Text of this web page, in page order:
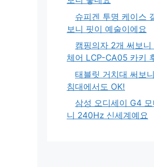
슈피겐 투명 케이스
보니 핏이 예술이에요
캠핑의자 2개 써보
체어 LCP-CA05 카키
태블릿 거치대 써보
침대에서도 OK!
삼성 오디세이 G4
니 240Hz 신세계예요